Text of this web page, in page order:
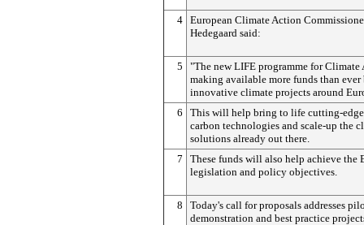
4 European Climate Action
Hedegaard said:
5
"The new LIFE programme for Climate
making available more funds than ever
innovative climate projects around
6
This will help bring to life cutting-
carbon technologies and scale-up the
solutions already out there.
7
These funds will also help achieve the
legislation and policy objectives.
8
Today's call for proposals addresses
demonstration and best practice